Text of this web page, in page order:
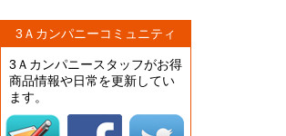
3Ａカンパニーコミュニティ
3Ａカンパニースタッフがお得
商品情報や日常を更新してい
ます。